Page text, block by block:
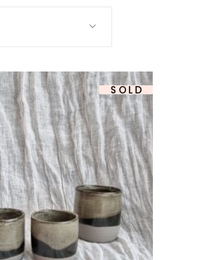
SOLD